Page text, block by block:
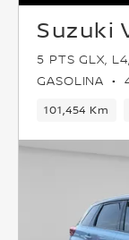
Suzuki
5 PTS GLX,
GASOLINA
101,454 Km